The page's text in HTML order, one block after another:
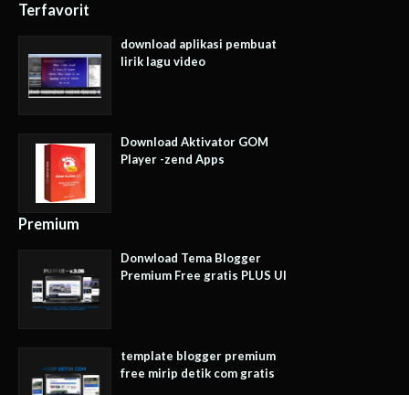
Terfavorit
download aplikasi pembuat
lirik lagu video
Download Aktivator GOM
Player -zend Apps
Premium
Donwload Tema Blogger
Premium Free gratis PLUS UI
template blogger premium
free mirip detik com gratis